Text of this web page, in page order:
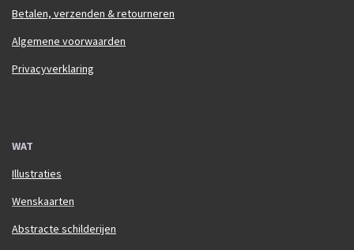
Betalen, verzenden & retourneren
Algemene voorwaarden
Privacyverklaring
WAT
Illustraties
Wenskaarten
Abstracte schilderijen